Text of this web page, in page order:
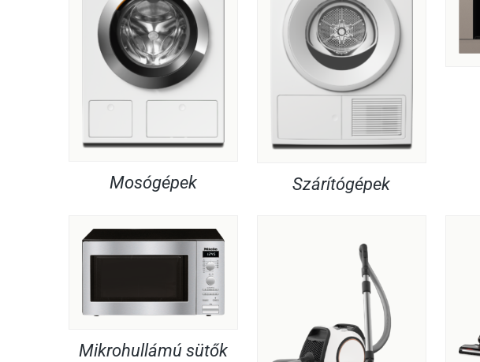
Mosógépek Szárítógépek
Mikrohullámú sütők